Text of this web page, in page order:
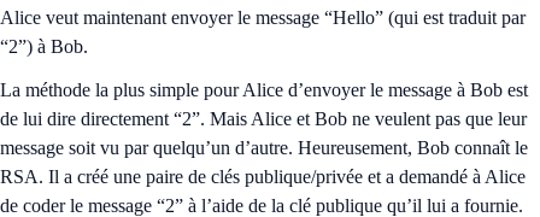
Alice veut maintenant envoyer le message “Hello” (qui est traduit par
“2”) à Bob.
La méthode la plus simple pour Alice d’envoyer le message à Bob est
de lui dire directement “2”. Mais Alice et Bob ne veulent pas que leur
message soit vu par quelqu’un d’autre. Heureusement, Bob connaît le
RSA. Il a créé une paire de clés publique/privée et a demandé à Alice
de coder le message “2” à l’aide de la clé publique qu’il lui a fournie.